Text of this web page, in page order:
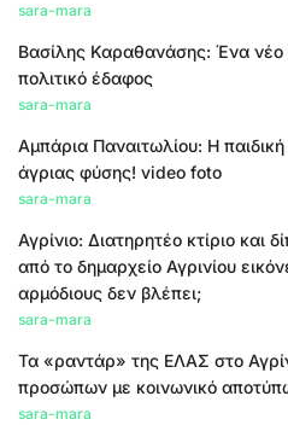
sara-mara
Βασίλης Καραθανάσης: Ένα νέο
πολιτικό έδαφος
sara-mara
Αμπάρια Παναιτωλίου: Η
άγριας φύσης! video foto
sara-mara
Αγρίνιο: Διατηρητέο κτίριο
από το δημαρχείο Αγρινίου
αρμόδιους δεν βλέπει;
sara-mara
Τα «ραντάρ» της ΕΛΑΣ στο
προσώπων με κοινωνικό
sara-mara